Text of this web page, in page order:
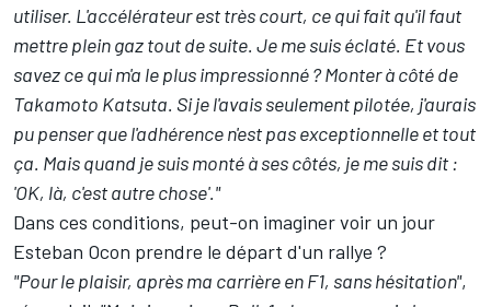
utiliser. L'accélérateur est très court, ce qui fait qu'il faut
mettre plein gaz tout de suite. Je me suis éclaté. Et vous
savez ce qui m'a le plus impressionné ? Monter à côté de
Takamoto Katsuta. Si je l'avais seulement pilotée, j'aurais
pu penser que l'adhérence n'est pas exceptionnelle et tout
ça. Mais quand je suis monté à ses côtés, je me suis dit :
'OK, là, c'est autre chose'."
Dans ces conditions, peut-on imaginer voir un jour
Esteban Ocon prendre le départ d'un rallye ?
"Pour le plaisir, après ma carrière en F1, sans hésitation",